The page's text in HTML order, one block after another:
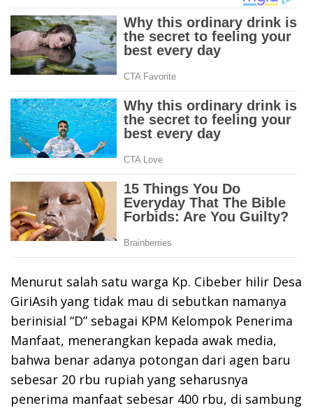
Menurut salah satu warga Kp. Cibeber hilir Desa
GiriAsih yang tidak mau di sebutkan namanya
berinisial “D” sebagai KPM Kelompok Penerima
Manfaat, menerangkan kepada awak media,
bahwa benar adanya potongan dari agen baru
sebesar 20 rbu rupiah yang seharusnya
penerima manfaat sebesar 400 rbu, di sambung